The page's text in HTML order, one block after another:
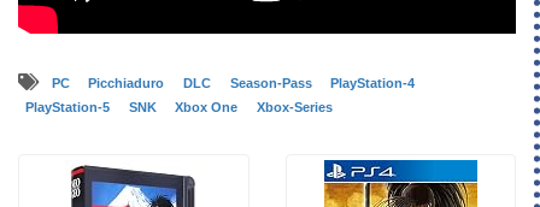
PC Picchiaduro DLC Season-Pass
PlayStation-4
PlayStation-5
SNK Xbox One Xbox-Series